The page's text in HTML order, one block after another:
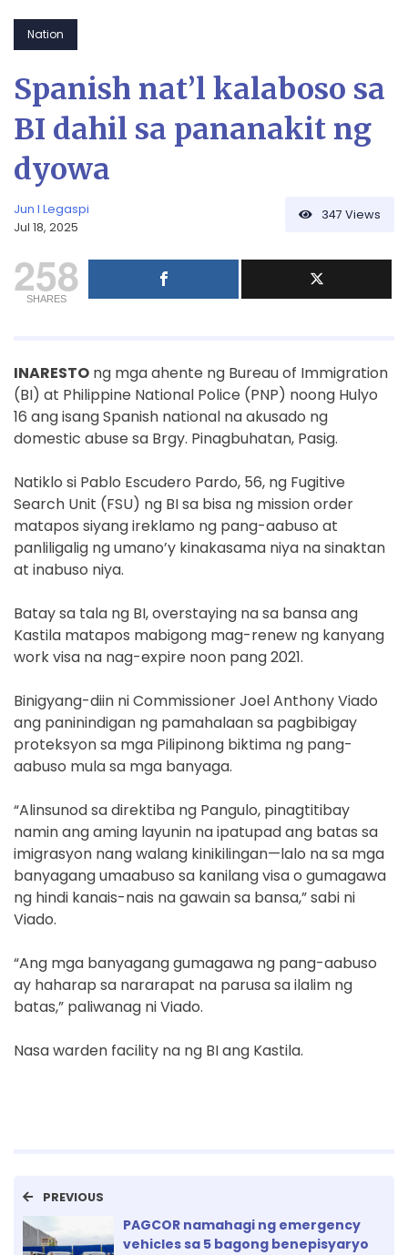
Nation
Spanish nat’l kalaboso sa
BI dahil sa pananakit ng
dyowa
Jun I Legaspi
Jul 18, 2025
347 Views
258
SHARES
INARESTO ng mga ahente ng Bureau of Immigration
(BI) at Philippine National Police (PNP) noong Hulyo
16 ang isang Spanish national na akusado ng
domestic abuse sa Brgy. Pinagbuhatan, Pasig.
Natiklo si Pablo Escudero Pardo, 56, ng Fugitive
Search Unit (FSU) ng BI sa bisa ng mission order
matapos siyang ireklamo ng pang-aabuso at
panliligalig ng umano’y kinakasama niya na sinaktan
at inabuso niya.
Batay sa tala ng BI, overstaying na sa bansa ang
Kastila matapos mabigong mag-renew ng kanyang
work visa na nag-expire noon pang 2021.
Binigyang-diin ni Commissioner Joel Anthony Viado
ang paninindigan ng pamahalaan sa pagbibigay
proteksyon sa mga Pilipinong biktima ng pang-
aabuso mula sa mga banyaga.
“Alinsunod sa direktiba ng Pangulo, pinagtitibay
namin ang aming layunin na ipatupad ang batas sa
imigrasyon nang walang kinikilingan—lalo na sa mga
banyagang umaabuso sa kanilang visa o gumagawa
ng hindi kanais-nais na gawain sa bansa,” sabi ni
Viado.
“Ang mga banyagang gumagawa ng pang-aabuso
ay haharap sa nararapat na parusa sa ilalim ng
batas,” paliwanag ni Viado.
Nasa warden facility na ng BI ang Kastila.
PREVIOUS
PAGCOR namahagi ng emergency
vehicles sa 5 bagong benepisyaryo